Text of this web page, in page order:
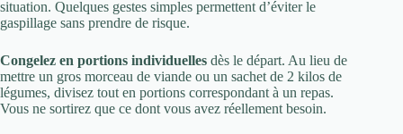
situation. Quelques gestes simples permettent d’éviter le
gaspillage sans prendre de risque.
Congelez en portions individuelles dès le départ. Au lieu de
mettre un gros morceau de viande ou un sachet de 2 kilos de
légumes, divisez tout en portions correspondant à un repas.
Vous ne sortirez que ce dont vous avez réellement besoin.